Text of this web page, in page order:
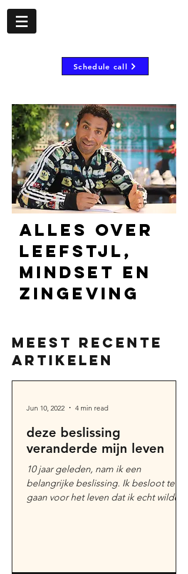
Schedule call
Alles over
leefstjl,
mindset en
zingeving
meest recente
artikelen
deze beslissing
veranderde mijn leven
10 jaar geleden, nam ik een
belangrijke beslissing. Ik besloot te
gaan voor het leven dat ik echt wilde
Jun 10, 2022 4 min read